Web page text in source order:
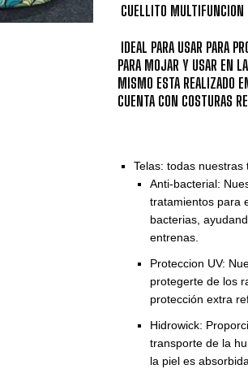
CUELLITO MULTIFUNCION
IDEAL PARA USAR PARA
PARA MOJAR Y USAR EN
MISMO ESTA REALIZADO
CUENTA CON COSTURAS
Telas: todas
Anti-bacterial:
tratamientos para
bacterias,
entrenas.
Proteccion UV:
protegerte de los
protección extra
Hidrowick:
transporte de la
la piel es